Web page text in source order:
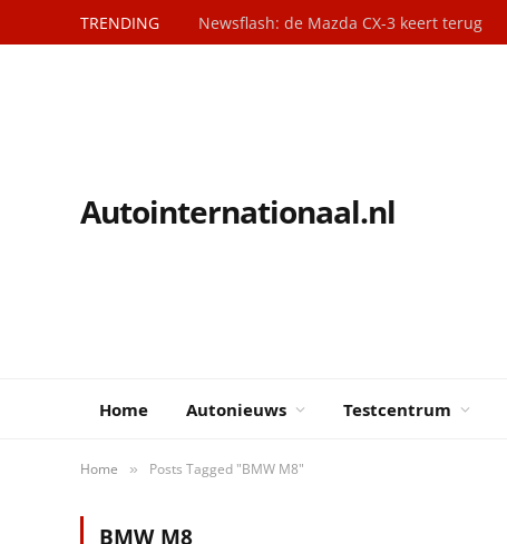
TRENDING Newsflash: de Mazda CX-3 keert terug
Autointernationaal.nl
Home Autonieuws Testcentrum
Home » Posts Tagged "BMW M8"
BMW M8